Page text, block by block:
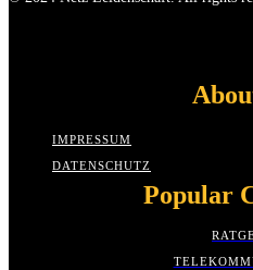
IMPRESSUM
DATENSCHUTZ
Popular